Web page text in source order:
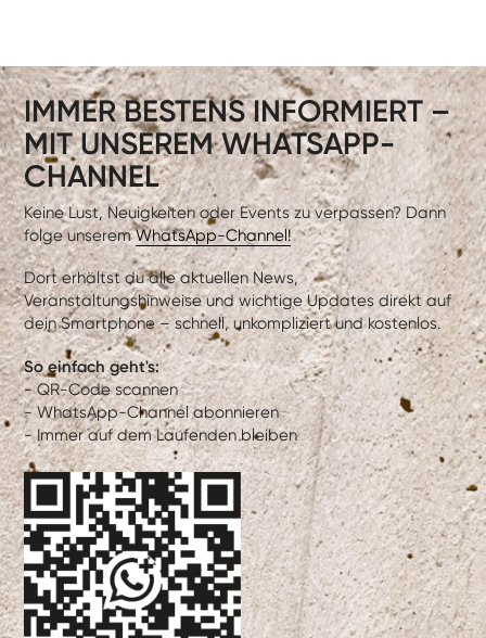
IMMER BESTENS INFORMIERT –
MIT UNSEREM WHATSAPP-
CHANNEL
Keine Lust, Neuigkeiten oder Events zu verpassen? Dann
folge unseremWhatsApp-Channel!
Dort erhältst du alle aktuellen News,
Veranstaltungshinweise und wichtige Updates direkt auf
dein Smartphone – schnell, unkompliziert und kostenlos.
So einfach geht's:
- QR-Code scannen
- WhatsApp-Channel abonnieren
- Immer auf dem Laufenden bleiben